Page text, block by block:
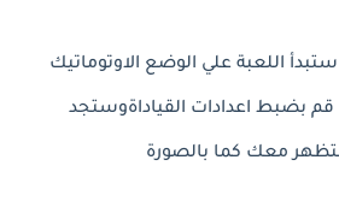
ستبدأ اللعبة علي الوضع الاوتوماتيك
بضبط اعدادات القياداةوستجد
معك كما بالصورة